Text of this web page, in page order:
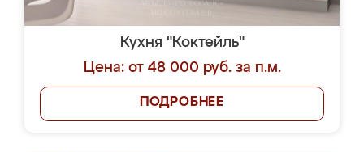
Кухня "Коктейль"
Цена: от 48 000 руб. за п.м.
ПОДРОБНЕЕ